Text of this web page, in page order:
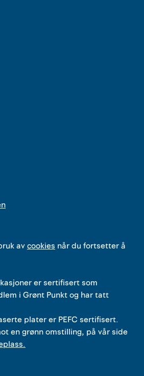
avcookies når du fortsetter å
ersertifisert som
i Grønt Punkt og har tatt
plater er PEFC sertifisert.
en grønn omstilling, på vår side